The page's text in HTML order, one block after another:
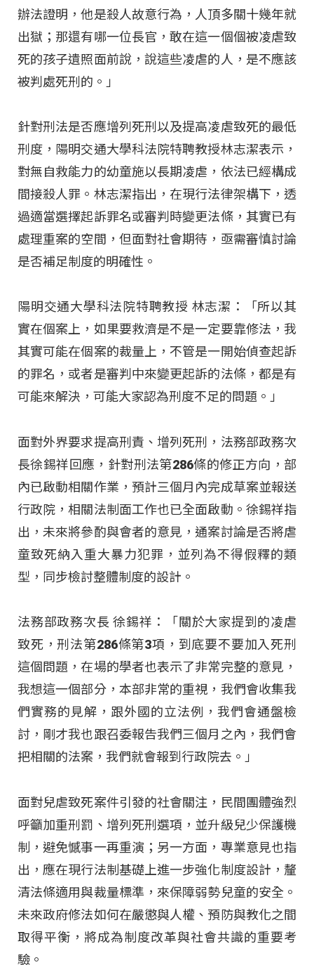
辦法證明，他是殺人故意行為，人頂多關十幾年就
出獄；那還有哪一位長官，敢在這一個個被凌虐致
死的孩子遺照面前說，說這些凌虐的人，是不應該
被判處死刑的。」
針對刑法是否應增列死刑以及提高凌虐致死的最低
刑度，陽明交通大學科法院特聘教授林志潔表示，
對無自救能力的幼童施以長期凌虐，依法已經構成
間接殺人罪。林志潔指出，在現行法律架構下，透
過適當選擇起訴罪名或審判時變更法條，其實已有
處理重案的空間，但面對社會期待，亟需審慎討論
是否補足制度的明確性。
陽明交通大學科法院特聘教授 林志潔：「所以其
實在個案上，如果要救濟是不是一定要靠修法，我
其實可能在個案的裁量上，不管是一開始偵查起訴
的罪名，或者是審判中來變更起訴的法條，都是有
可能來解決，可能大家認為刑度不足的問題。」
面對外界要求提高刑責、增列死刑，法務部政務次
長徐錫祥回應，針對刑法第286條的修正方向，部
內已啟動相關作業，預計三個月內完成草案並報送
行政院，相關法制面工作也已全面啟動。徐錫祥指
出，未來將參酌與會者的意見，通案討論是否將虐
童致死納入重大暴力犯罪，並列為不得假釋的類
型，同步檢討整體制度的設計。
法務部政務次長 徐錫祥：「關於大家提到的凌虐
致死，刑法第286條第3項，到底要不要加入死刑
這個問題，在場的學者也表示了非常完整的意見，
我想這一個部分，本部非常的重視，我們會收集我
們實務的見解，跟外國的立法例，我們會通盤檢
討，剛才我也跟召委報告我們三個月之內，我們會
把相關的法案，我們就會報到行政院去。」
面對兒虐致死案件引發的社會關注，民間團體強烈
呼籲加重刑罰、增列死刑選項，並升級兒少保護機
制，避免憾事一再重演；另一方面，專業意見也指
出，應在現行法制基礎上進一步強化制度設計，釐
清法條適用與裁量標準，來保障弱勢兒童的安全。
未來政府修法如何在嚴懲與人權、預防與教化之間
取得平衡，將成為制度改革與社會共識的重要考
驗。